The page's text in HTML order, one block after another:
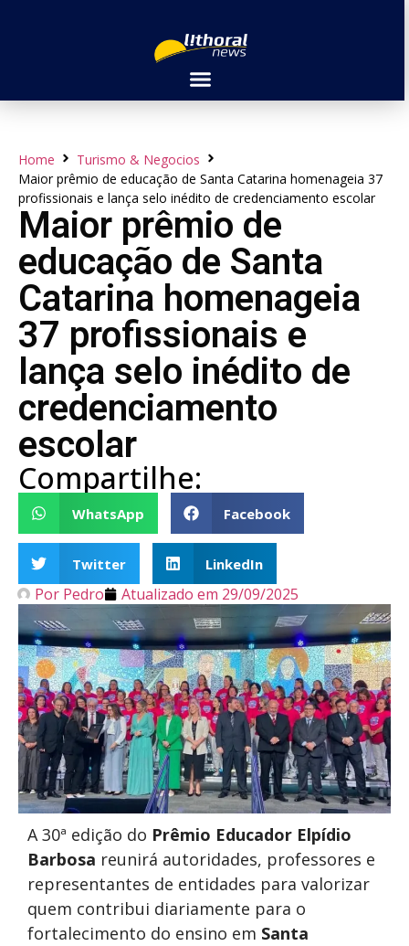
Home
Turismo & Negocios
Maior prêmio de educação de Santa Catarina homenageia 37
profissionais e lança selo inédito de credenciamento escolar
Maior prêmio de
educação de Santa
Catarina homenageia
37 profissionais e
lança selo inédito de
credenciamento
escolar
Compartilhe:
WhatsApp Facebook
Twitter LinkedIn
Por Pedro Atualizado em 29/09/2025
A 30ª edição do Prêmio Educador Elpídio
Barbosa reunirá autoridades, professores e
representantes de entidades para valorizar
quem contribui diariamente para o
fortalecimento do ensino em Santa